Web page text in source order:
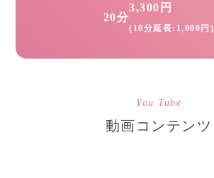
20分
3,300円
(10分延長:1,000円)
You Tube
動画コンテンツ